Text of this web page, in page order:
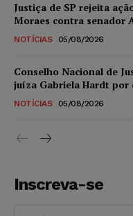
Justiça de SP rejeita
Moraes contra senador
NOTÍCIAS 05/08/2026
Conselho Nacional de
juíza Gabriela Hardt por
NOTÍCIAS 05/08/2026
Inscreva-se